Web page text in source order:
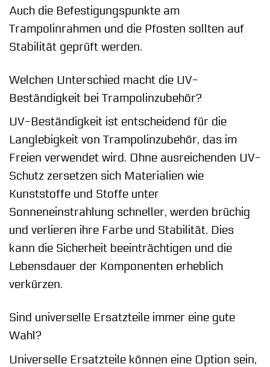
Auch die Befestigungspunkte am
Trampolinrahmen und die Pfosten sollten auf
Stabilität geprüft werden.
Welchen Unterschied macht die UV-
Beständigkeit bei Trampolinzubehör?
UV-Beständigkeit ist entscheidend für die
Langlebigkeit von Trampolinzubehör, das im
Freien verwendet wird. Ohne ausreichenden UV-
Schutz zersetzen sich Materialien wie
Kunststoffe und Stoffe unter
Sonneneinstrahlung schneller, werden brüchig
und verlieren ihre Farbe und Stabilität. Dies
kann die Sicherheit beeinträchtigen und die
Lebensdauer der Komponenten erheblich
verkürzen.
Sind universelle Ersatzteile immer eine gute
Wahl?
Universelle Ersatzteile können eine Option sein,